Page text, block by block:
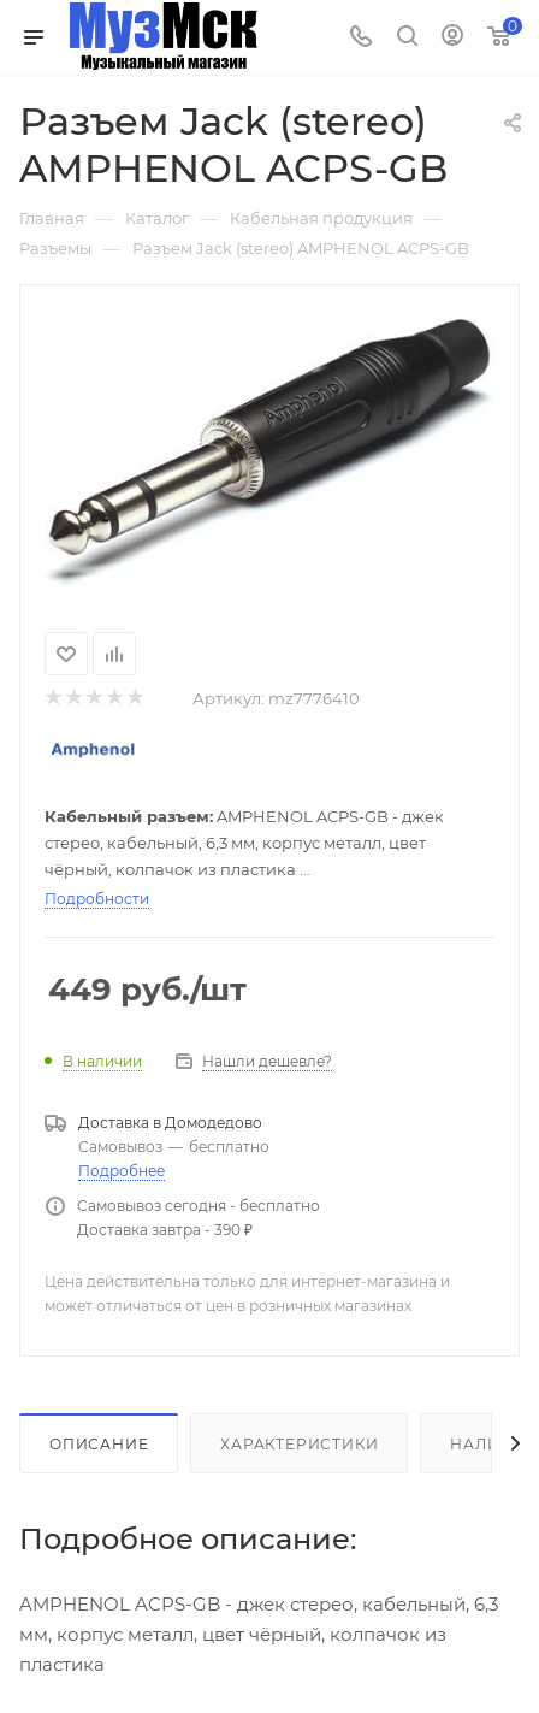
0
Разъем Jack (stereo)
AMPHENOL ACPS-GB
Главная — Каталог — Кабельная продукция —
Разъемы — Разъем Jack (stereo) AMPHENOL ACPS-GB
Артикул: mz7776410
Кабельный разъем:AMPHENOL ACPS-GB - джек
стерео, кабельный, 6,3 мм, корпус металл, цвет
чёрный, колпачок из пластика
Цвет:Чёрный
Подробности
449 руб./шт
В наличии Нашли дешевле?
Доставка в Домодедово
Самовывоз — бесплатно
Подробнее
Самовывоз сегодня - бесплатно
Доставка завтра - 390 ₽
Цена действительна только для интернет-магазина и
может отличаться от цен в розничных магазинах
ОПИСАНИЕ ХАРАКТЕРИСТИКИ НАЛИЧИЕ
Подробное описание:
AMPHENOL ACPS-GB - джек стерео, кабельный, 6,3
мм, корпус металл, цвет чёрный, колпачок из
пластика